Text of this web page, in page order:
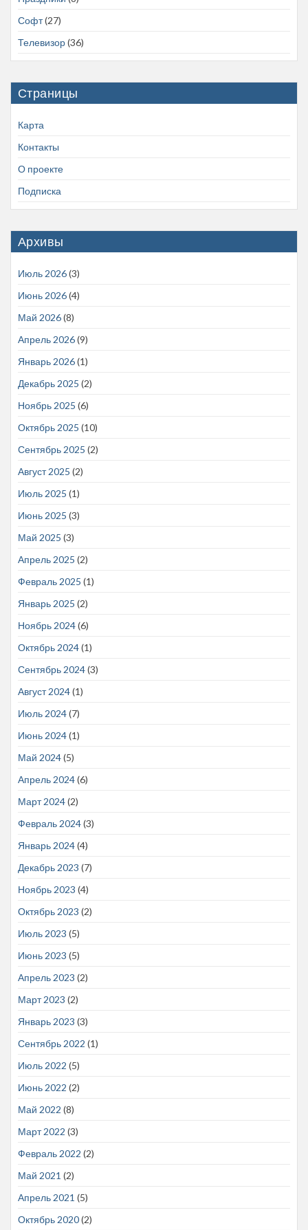
Софт(27)
Телевизор(36)
Страницы
Карта
Контакты
О проекте
Подписка
Архивы
Июль 2026(3)
Июнь 2026(4)
Май 2026(8)
Апрель 2026(9)
Январь 2026(1)
Декабрь 2025 (2)
Ноябрь 2025 (6)
Октябрь 2025 (10)
Сентябрь 2025 (2)
Август 2025 (2)
Июль 2025 (1)
Июнь 2025 (3)
Май 2025 (3)
Апрель 2025 (2)
Февраль 2025 (1)
Январь 2025 (2)
Ноябрь 2024(6)
Октябрь 2024(1)
Сентябрь 2024(3)
Август 2024(1)
Июль 2024(7)
Июнь 2024(1)
Май 2024(5)
Апрель 2024(6)
Март 2024(2)
Февраль 2024(3)
Январь 2024(4)
Декабрь 2023 (7)
Ноябрь 2023 (4)
Октябрь 2023 (2)
Июль 2023 (5)
Июнь 2023 (5)
Апрель 2023 (2)
Март 2023 (2)
Январь 2023 (3)
Сентябрь 2022 (1)
Июль 2022 (5)
Июнь 2022 (2)
Май 2022 (8)
Март 2022 (3)
Февраль 2022 (2)
Май 2021 (2)
Апрель 2021 (5)
Октябрь 2020(2)